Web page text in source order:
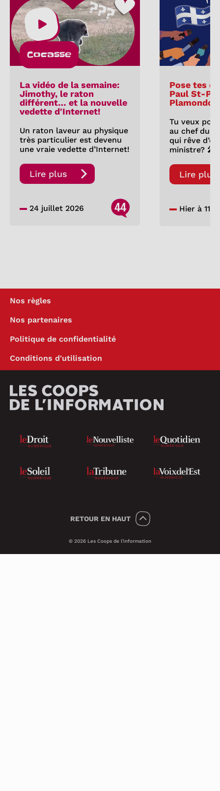
Cocasse
La vidéo de la semaine:
Jimothy, le raton
différent… et la nouvelle
vedette d'Internet!
Un raton laveur au physique
très particulier est devenu
une vraie vedette d’Internet!
Lire plus
24 juillet 2026 44
Pose tes
Paul St-
Tu veux
au chef du
qui rêve
ministre? 🎤
Lire plus
Hier à
Nos règles
Nos partenaires
Politique de confidentialité
Conditions d'utilisation
RETOUR EN HAUT
© 2026 Les Coops de l'information